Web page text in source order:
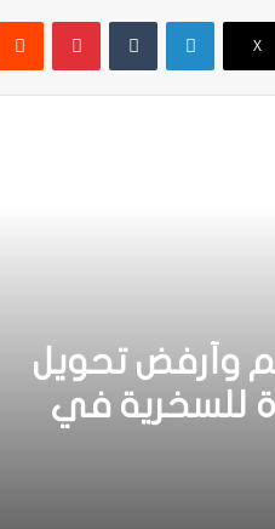
‫X
لينكدإن
وأرفض تحويل
للسخرية في